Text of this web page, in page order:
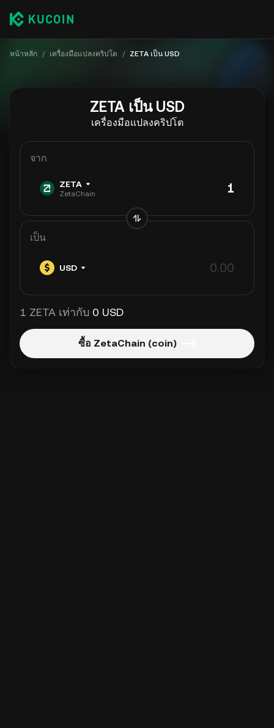
หน้าหลัก / เครื่องมือแปลงคริปโต / ZETA เป็น USD
ZETA เป็น USD
เครื่องมือแปลงคริปโต
จาก
ZETA
ZetaChain
เป็น
USD
1 ZETA เท่ากับ 0 USD
ซื้อ ZetaChain (coin)